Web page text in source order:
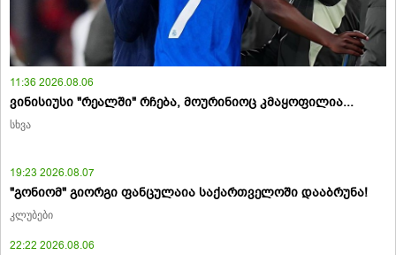
11:36 2026.08.06
ვინისიუსი "რეალში" რჩება, მოურინიოც კმაყოფილია...
სხვა
19:23 2026.08.07
"გონიომ" გიორგი ფანცულაია საქართველოში დააბრუნა!
კლუბები
22:22 2026.08.06